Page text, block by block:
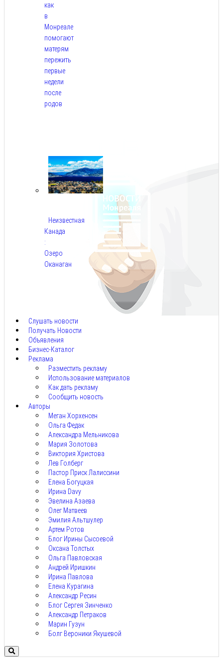
как
в
Монреале
помогают
матерям
пережить
первые
недели
после
родов
Неизвестная
Канада
:
Озеро
Оканаган
Слушать новости
Получать Новости
Объявления
Бизнес-Каталог
Реклама
Разместить рекламу
Использование материалов
Как дать рекламу
Сообщить новость
Авторы
Меган Хорхенсен
Ольга Федак
Александра Мельникова
Мария Золотова
Виктория Христова
Лев Голберг
Пастор Приск Лалиссини
Елена Богуцкая
Ирина Davy
Эвелина Азаева
Олег Матвеев
Эмилия Альтшулер
Артем Ротов
Блог Ирины Сысоевой
Оксана Толстых
Ольга Павловская
Андрей Иришкин
Ирина Павлова
Елена Курагина
Александр Ресин
Блог Сергея Зинченко
Александр Петраков
Марин Гузун
Болг Вероники Якушевой